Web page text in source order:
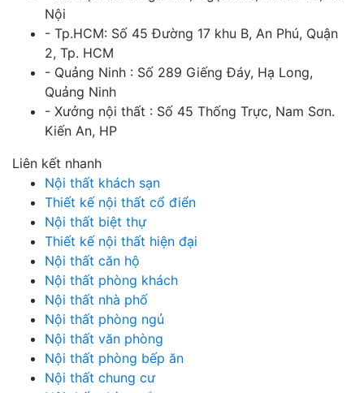
Nội
- Tp.HCM: Số 45 Đường 17 khu B, An Phú, Quận
2, Tp. HCM
- Quảng Ninh : Số 289 Giếng Đáy, Hạ Long,
Quảng Ninh
- Xưởng nội thất : Số 45 Thống Trực, Nam Sơn.
Kiến An, HP
Liên kết nhanh
Nội thất khách sạn
Thiết kế nội thất cổ điển
Nội thất biệt thự
Thiết kế nội thất hiện đại
Nội thất căn hộ
Nội thất phòng khách
Nội thất nhà phố
Nội thất phòng ngủ
Nội thất văn phòng
Nội thất phòng bếp ăn
Nội thất chung cư